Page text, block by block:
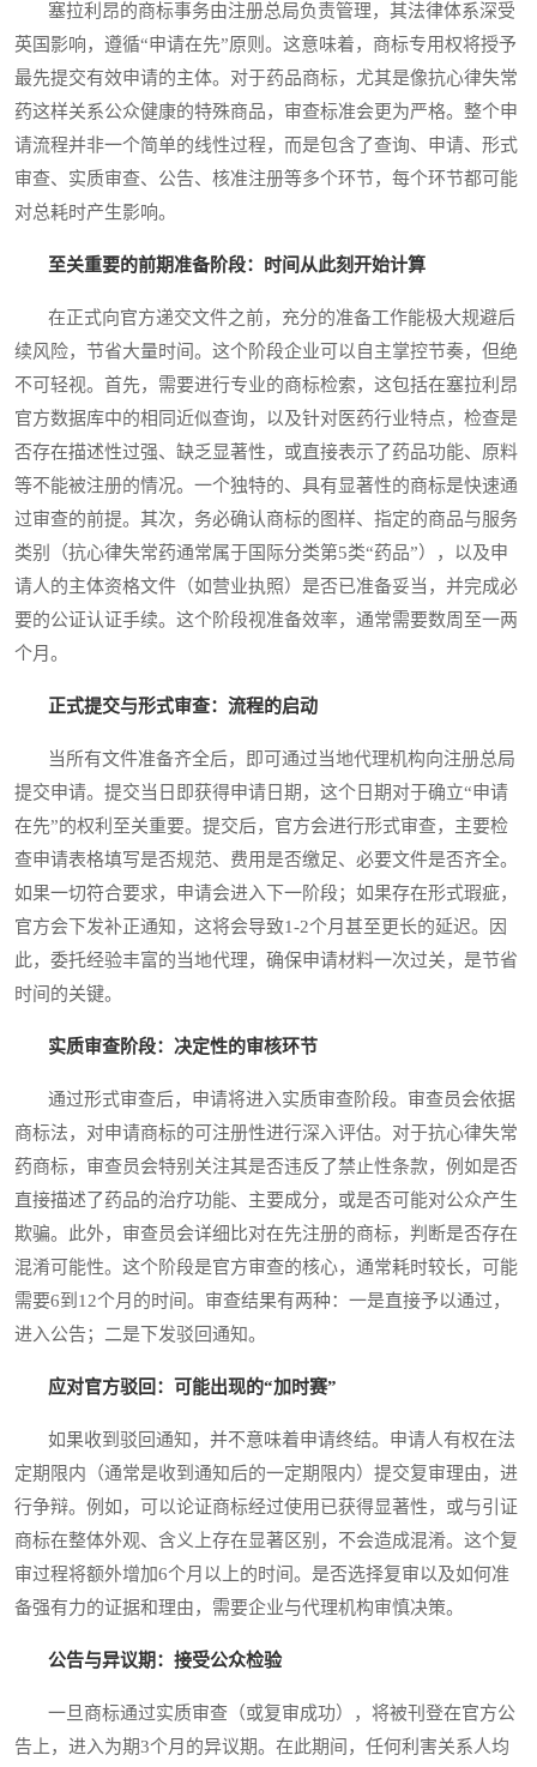
塞拉利昂的商标事务由注册总局负责管理，其法律体系深受
英国影响，遵循“申请在先”原则。这意味着，商标专用权将授予
最先提交有效申请的主体。对于药品商标，尤其是像抗心律失常
药这样关系公众健康的特殊商品，审查标准会更为严格。整个申
请流程并非一个简单的线性过程，而是包含了查询、申请、形式
审查、实质审查、公告、核准注册等多个环节，每个环节都可能
对总耗时产生影响。
至关重要的前期准备阶段：时间从此刻开始计算
在正式向官方递交文件之前，充分的准备工作能极大规避后
续风险，节省大量时间。这个阶段企业可以自主掌控节奏，但绝
不可轻视。首先，需要进行专业的商标检索，这包括在塞拉利昂
官方数据库中的相同近似查询，以及针对医药行业特点，检查是
否存在描述性过强、缺乏显著性，或直接表示了药品功能、原料
等不能被注册的情况。一个独特的、具有显著性的商标是快速通
过审查的前提。其次，务必确认商标的图样、指定的商品与服务
类别（抗心律失常药通常属于国际分类第5类“药品”），以及申
请人的主体资格文件（如营业执照）是否已准备妥当，并完成必
要的公证认证手续。这个阶段视准备效率，通常需要数周至一两
个月。
正式提交与形式审查：流程的启动
当所有文件准备齐全后，即可通过当地代理机构向注册总局
提交申请。提交当日即获得申请日期，这个日期对于确立“申请
在先”的权利至关重要。提交后，官方会进行形式审查，主要检
查申请表格填写是否规范、费用是否缴足、必要文件是否齐全。
如果一切符合要求，申请会进入下一阶段；如果存在形式瑕疵，
官方会下发补正通知，这将会导致1-2个月甚至更长的延迟。因
此，委托经验丰富的当地代理，确保申请材料一次过关，是节省
时间的关键。
实质审查阶段：决定性的审核环节
通过形式审查后，申请将进入实质审查阶段。审查员会依据
商标法，对申请商标的可注册性进行深入评估。对于抗心律失常
药商标，审查员会特别关注其是否违反了禁止性条款，例如是否
直接描述了药品的治疗功能、主要成分，或是否可能对公众产生
欺骗。此外，审查员会详细比对在先注册的商标，判断是否存在
混淆可能性。这个阶段是官方审查的核心，通常耗时较长，可能
需要6到12个月的时间。审查结果有两种：一是直接予以通过，
进入公告；二是下发驳回通知。
应对官方驳回：可能出现的“加时赛”
如果收到驳回通知，并不意味着申请终结。申请人有权在法
定期限内（通常是收到通知后的一定期限内）提交复审理由，进
行争辩。例如，可以论证商标经过使用已获得显著性，或与引证
商标在整体外观、含义上存在显著区别，不会造成混淆。这个复
审过程将额外增加6个月以上的时间。是否选择复审以及如何准
备强有力的证据和理由，需要企业与代理机构审慎决策。
公告与异议期：接受公众检验
一旦商标通过实质审查（或复审成功），将被刊登在官方公
告上，进入为期3个月的异议期。在此期间，任何利害关系人均